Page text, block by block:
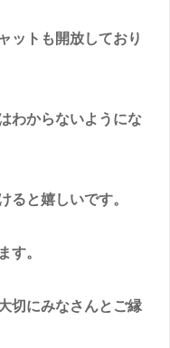
ットも開放しており
わからないようにな
ると嬉しいです。
す。
切にみなさんとご縁